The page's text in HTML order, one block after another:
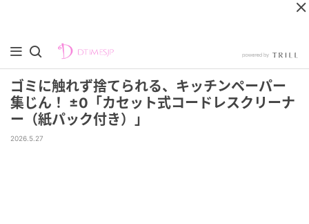
ゴミに触れず捨てられる、キッチンペーパー
集じん！ ±0「カセット式コードレスクリーナ
ー（紙パック付き）」
2026.5.27